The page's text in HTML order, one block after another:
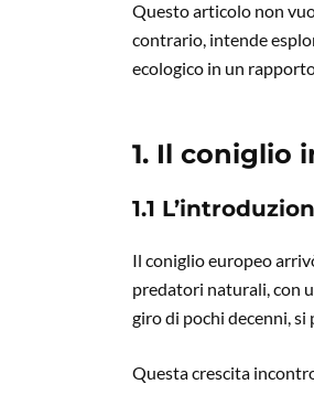
Questo articolo non
contrario, intende
ecologico in un
1. Il coniglio
1.1
Il coniglio europeo
predatori naturali, con
giro di pochi decenni, si
Questa crescita